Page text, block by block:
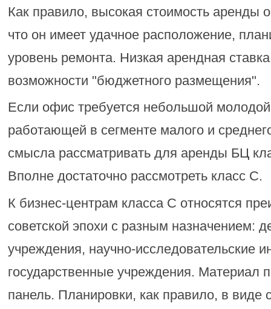
Как правило, высокая стоимость аренды
что он имеет удачное расположение,
уровень ремонта. Низкая арендная
возможности "бюджетного размещения".
Если офис требуется небольшой
работающей в сегменте малого и
смысла рассматривать для аренды БЦ
Вполне достаточно рассмотреть класс С.
К бизнес-центрам класса С относятся
советской эпохи с разным назначением:
учреждения, научно-исследовательские
государственные учреждения. Материал
панель. Планировки, как правило, в виде